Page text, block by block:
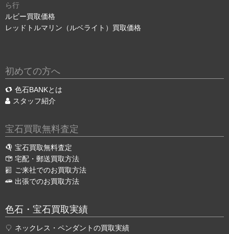
ら行
ルビー買取価格
レッドトルマリン（ルベライト）買取価格
初めての方へ
色石BANKとは
スタッフ紹介
宝石買取無料査定
宝石買取無料査定
宅配・郵送買取方法
ご来社でのお買取方法
出張でのお買取方法
色石・宝石買取実績
ネックレス・ペンダントの買取実績